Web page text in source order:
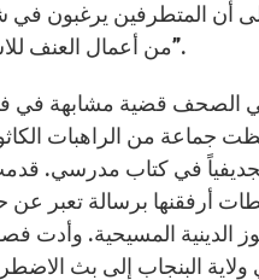
أن المتطرفين يرغبون
من أعمال العنف للاستفادة منها”.
جماعة من الراهبات
في كتاب مدرسي.
أرفقنها برسالة تعبر عن
الدينية المسيحية. وأدت